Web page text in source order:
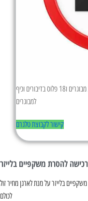
קבוצת הטלגרם המובילה בארץ בקטגוריית מבוגרים ו18 פלוס בדיבורים וכיף
למבוגרים
קישור לקבוצת טלגרם
להסרת משקפיים בלייזר
בלייזר על מנת לארגן מחיר זול
לכולם